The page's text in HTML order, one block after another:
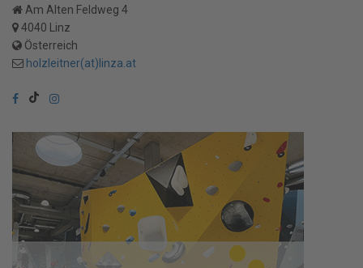
Am Alten Feldweg 4
4040 Linz
Österreich
holzleitner(at)linza.at